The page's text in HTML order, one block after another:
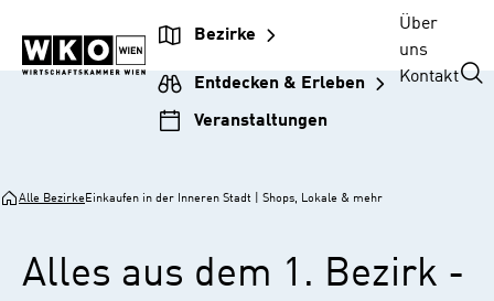
Unternehmensnavigation
springen
Inhalt
springen
Hauptnavigation
springen
Footer
springen
Bezirke
Entdecken & Erleben
Veranstaltungen
Über
uns
Kontakt
Alle BezirkeEinkaufen in der Inneren Stadt | Shops, Lokale & mehr
Alles aus dem 1. Bezirk -